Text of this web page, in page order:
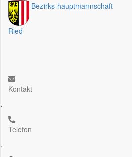
Bezirks-hauptmannschaft
Ried
Kontakt
.
Telefon
.